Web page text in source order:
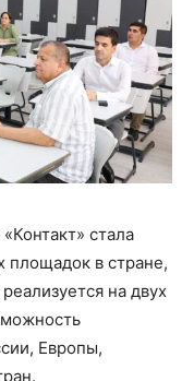
стала
площадок в стране,
на двух
Европы,